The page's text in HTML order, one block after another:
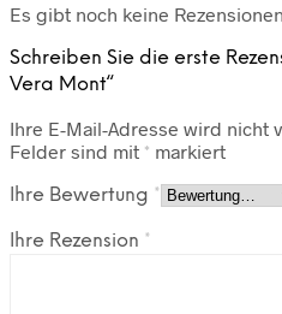
Es gibt noch keine Rezensionen.
Schreiben Sie die erste
Vera Mont“
Ihre E-Mail-Adresse wird nicht
Felder sind mit * markiert
Ihre Bewertung *
Ihre Rezension *